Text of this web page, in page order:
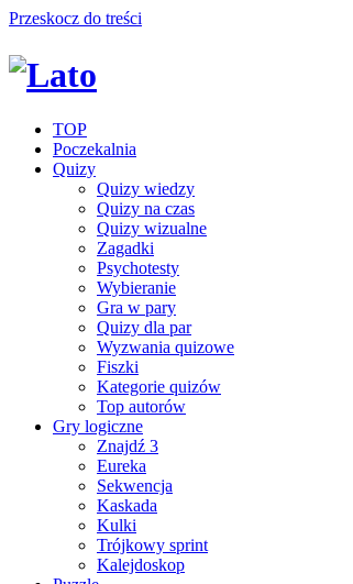
Przeskocz do treści
TOP
Poczekalnia
Quizy
Quizy wiedzy
Quizy na czas
Quizy wizualne
Zagadki
Psychotesty
Wybieranie
Gra w pary
Quizy dla par
Wyzwania quizowe
Fiszki
Kategorie quizów
Top autorów
Gry logiczne
Znajdź 3
Eureka
Sekwencja
Kaskada
Kulki
Trójkowy sprint
Kalejdoskop